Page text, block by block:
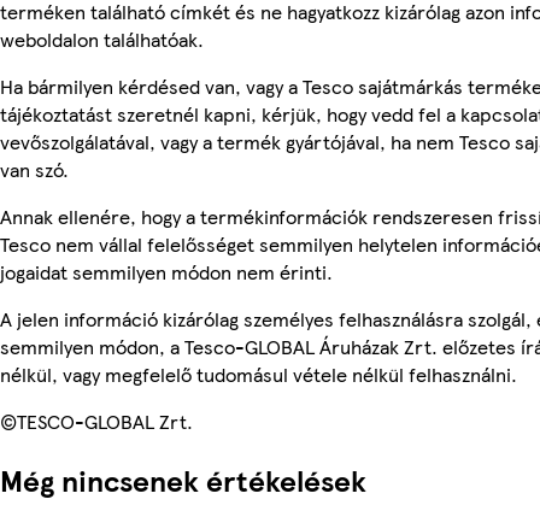
terméken található címkét és ne hagyatkozz kizárólag azon
weboldalon találhatóak.
Ha bármilyen kérdésed van, vagy a Tesco sajátmárkás
tájékoztatást szeretnél kapni, kérjük, hogy vedd fel a
vevőszolgálatával, vagy a termék gyártójával, ha nem Tesco
van szó.
Annak ellenére, hogy a termékinformációk rendszeresen
Tesco nem vállal felelősséget semmilyen helytelen
jogaidat semmilyen módon nem érinti.
A jelen információ kizárólag személyes felhasználásra
semmilyen módon, a Tesco-GLOBAL Áruházak Zrt. előzetes
nélkül, vagy megfelelő tudomásul vétele nélkül felhasználni.
©TESCO-GLOBAL Zrt.
Még nincsenek értékelések